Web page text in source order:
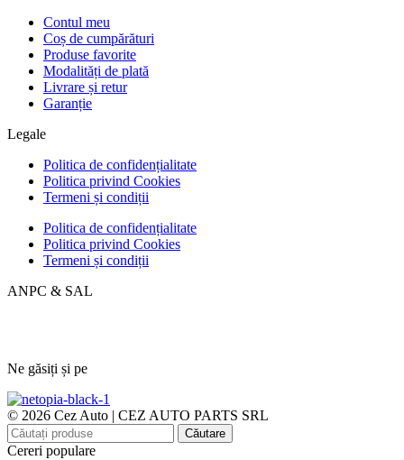
Contul meu
Coș de cumpărături
Produse favorite
Modalități de plată
Livrare și retur
Garanție
Legale
Politica de confidențialitate
Politica privind Cookies
Termeni și condiții
Politica de confidențialitate
Politica privind Cookies
Termeni și condiții
ANPC & SAL
Ne găsiți și pe
© 2026 Cez Auto | CEZ AUTO PARTS SRL
Căutare
Cereri populare